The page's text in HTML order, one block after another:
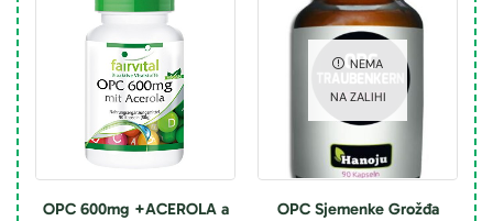
OPC 600mg +ACEROLA a
NEMA
NA ZALIHI
OPC Sjemenke Grožđa